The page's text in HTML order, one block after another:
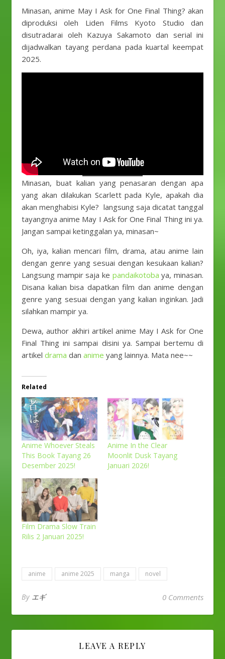
Minasan, anime May I Ask for One Final Thing? akan
diproduksi oleh Liden Films Kyoto Studio dan
disutradarai oleh Kazuya Sakamoto dan serial ini
dijadwalkan tayang perdana pada kuartal keempat
2025.
Minasan, buat kalian yang penasaran dengan apa
yang akan dilakukan Scarlett pada Kyle, apakah dia
akan menghabisi Kyle? langsung saja dicatat tanggal
tayangnya anime May I Ask for One Final Thing ini ya.
Jangan sampai ketinggalan ya, minasan~
Oh, iya, kalian mencari film, drama, atau anime lain
dengan genre yang sesuai dengan kesukaan kalian?
Langsung mampir saja ke pandaikotobaya, minasan.
Disana kalian bisa dapatkan film dan anime dengan
genre yang sesuai dengan yang kalian inginkan. Jadi
silahkan mampir ya.
Dewa, author akhiri artikel anime May I Ask for One
Final Thing ini sampai disini ya. Sampai bertemu di
artikel drama dan anime yang lainnya. Mata nee~~
Related
Anime Whoever Steals
This Book Tayang 26
Desember 2025!
Anime In the Clear
Moonlit Dusk Tayang
Januari 2026!
Film Drama Slow Train
Rilis 2 Januari 2025!
anime anime 2025 manga novel
By エギ 0 Comments
LEAVE A REPLY